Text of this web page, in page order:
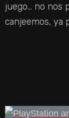
juego… no nos
canjeemos, ya